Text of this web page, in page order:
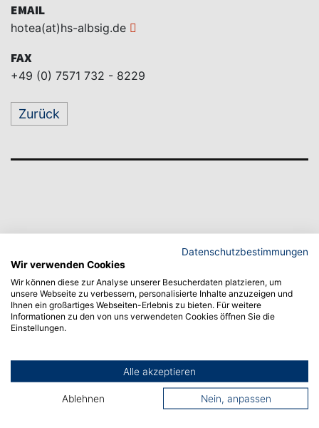
EMAIL
hotea(at)hs-albsig.de
FAX
+49 (0) 7571 732 - 8229
Zurück
CAMPUS ALBSTADT
Datenschutzbestimmungen
Wir verwenden Cookies
Wir können diese zur Analyse unserer Besucherdaten platzieren, um
unsere Webseite zu verbessern, personalisierte Inhalte anzuzeigen und
Ihnen ein großartiges Webseiten-Erlebnis zu bieten. Für weitere
Informationen zu den von uns verwendeten Cookies öffnen Sie die
Einstellungen.
Alle akzeptieren
Ablehnen Nein, anpassen